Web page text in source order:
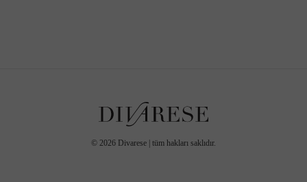
© 2026 Divarese | tüm hakları saklıdır.